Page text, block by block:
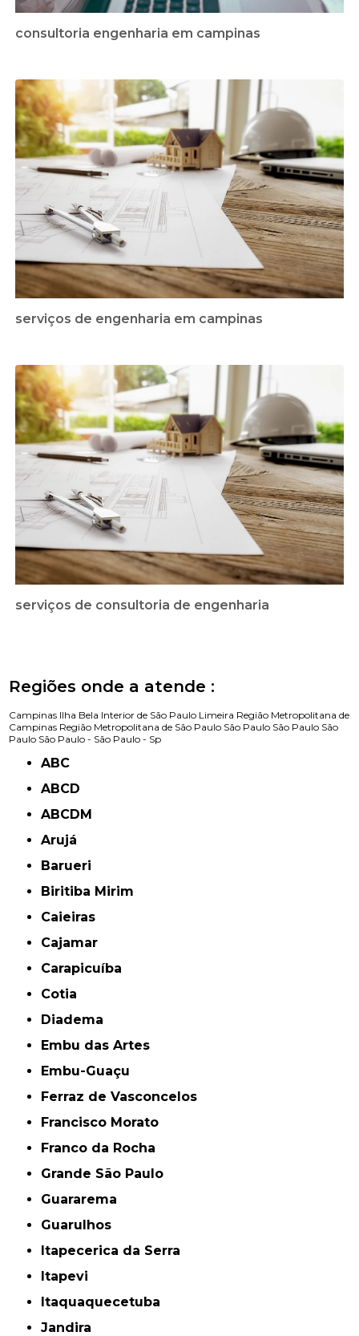
consultoria engenharia em campinas
serviços de engenharia em campinas
serviços de consultoria de engenharia
Regiões onde a atende :
Campinas Ilha Bela Interior de São Paulo Limeira Região Metropolitana de
Campinas Região Metropolitana de São Paulo São Paulo São Paulo São
Paulo São Paulo - São Paulo - Sp
ABC
ABCD
ABCDM
Arujá
Barueri
Biritiba Mirim
Caieiras
Cajamar
Carapicuíba
Cotia
Diadema
Embu das Artes
Embu-Guaçu
Ferraz de Vasconcelos
Francisco Morato
Franco da Rocha
Grande São Paulo
Guararema
Guarulhos
Itapecerica da Serra
Itapevi
Itaquaquecetuba
Jandira